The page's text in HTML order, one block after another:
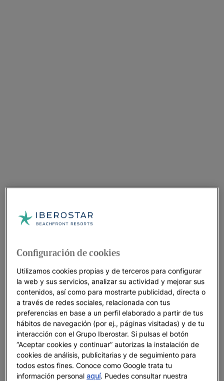
Un paseo por el hotel
Configuración de cookies
Utilizamos cookies propias y de terceros para configurar
la web y sus servicios, analizar su actividad y mejorar sus
contenidos, así como para mostrarte publicidad, directa o
a través de redes sociales, relacionada con tus
preferencias en base a un perfil elaborado a partir de tus
hábitos de navegación (por ej., páginas visitadas) y de tu
interacción con el Grupo Iberostar. Si pulsas el botón
“Aceptar cookies y continuar” autorizas la instalación de
cookies de análisis, publicitarias y de seguimiento para
todos estos fines. Conoce como Google trata tu
información personalaquí. Puedes consultar nuestra